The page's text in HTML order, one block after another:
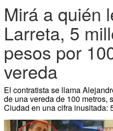
Mirá a quién
Larreta, 5
pesos por
vereda
El contratista se llama
de una vereda de 100 metros,
Ciudad en una cifra inusitada: